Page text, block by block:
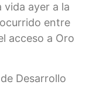
vida ayer a la
entre
acceso a Oro
Desarrollo